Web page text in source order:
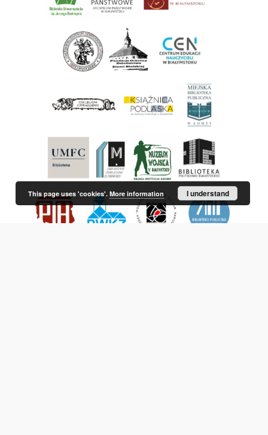
This page uses 'cookies'. More information I understand